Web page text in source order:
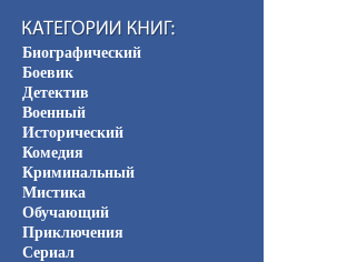
Биографический
Боевик
Детектив
Военный
Исторический
Комедия
Криминальный
Мистика
Обучающий
Приключения
Сериал